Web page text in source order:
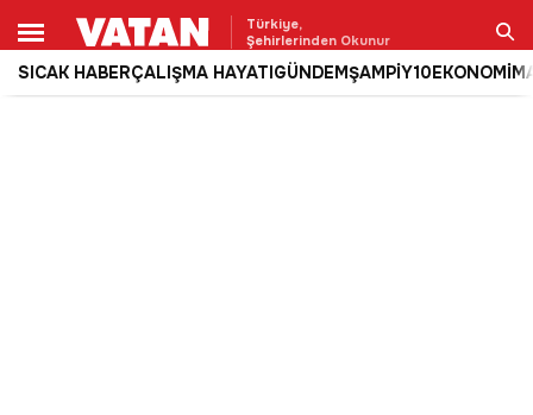
Türkiye,
Şehirlerinden Okunur
SICAK HABERÇALIŞMA HAYATIGÜNDEMŞAMPİY10EKONOMİ
Ara